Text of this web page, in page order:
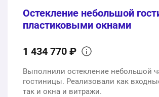
Остекление небольшой
пластиковыми окнами
1 434 770 ₽
Выполнили остекление небольшой
гостиницы. Реализовали как
так и окна и витражи.